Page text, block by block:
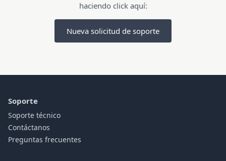
haciendo click aquí:
Nueva solicitud de soporte
Soporte
Soporte técnico
Contáctanos
Preguntas frecuentes